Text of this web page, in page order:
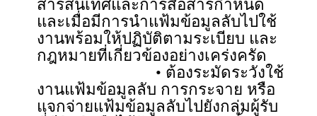
สารสนเทศและการสื่อสารกำหนด
และเมื่อมีการนำแฟ้มข้อมูลลับไปใช้
งานพร้อมให้ปฏิบัติตามระเบียบ และ
กฎหมายที่เกี่ยวข้องอย่างเคร่งครัด
• ต้องระมัดระวังใช้
งานแฟ้มข้อมูลลับ การกระจาย หรือ
แจกจ่ายแฟ้มข้อมูลลับไปยังกลุ่มผู้รับ